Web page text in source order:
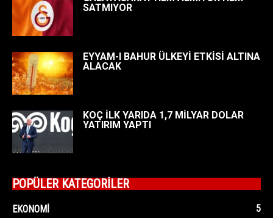
SATMIYOR
EYYAM-I BAHUR ÜLKEYİ ETKİSİ ALTINA
ALACAK
KOÇ İLK YARIDA 1,7 MİLYAR DOLAR
YATIRIM YAPTI
POPÜLER KATEGORİLER
EKONOMI 5